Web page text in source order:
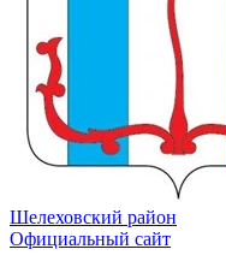
Шелеховский район
Официальный сайт